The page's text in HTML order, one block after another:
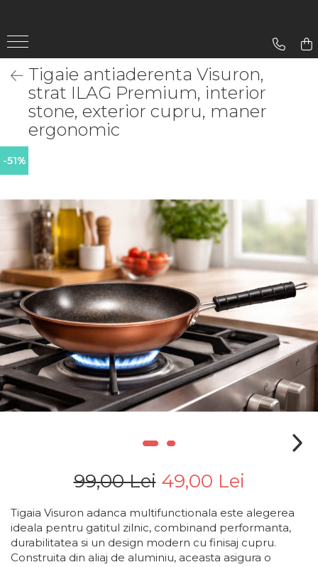
Aparate De Sudura
Lampi Solare
Tigaie antiaderenta Visuron,
strat ILAG Premium, interior
stone, exterior cupru, maner
ergonomic
-51%
99,00 Lei 49,00 Lei
Tigaia Visuron adanca multifunctionala este alegerea
ideala pentru gatitul zilnic, combinand performanta,
durabilitatea si un design modern cu finisaj cupru.
Construita din aliaj de aluminiu, aceasta asigura o